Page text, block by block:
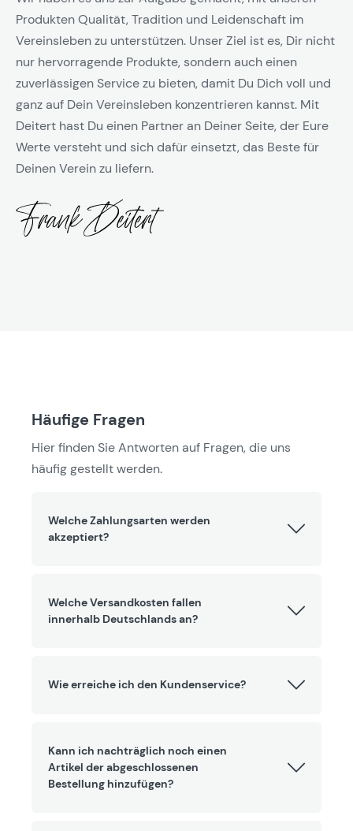
Produkten Qualität, Tradition und Leidenschaft im
Vereinsleben zu unterstützen. Unser Ziel ist es, Dir nicht
nur hervorragende Produkte, sondern auch einen
zuverlässigen Service zu bieten, damit Du Dich voll und
ganz auf Dein Vereinsleben konzentrieren kannst. Mit
Deitert hast Du einen Partner an Deiner Seite, der Eure
Werte versteht und sich dafür einsetzt, das Beste für
Deinen Verein zu liefern.
Häufige Fragen
Hier finden Sie Antworten auf Fragen, die uns
häufig gestellt werden.
Welche Zahlungsarten werden
akzeptiert?
Welche Versandkosten fallen
innerhalb Deutschlands an?
Wie erreiche ich den Kundenservice?
Kann ich nachträglich noch einen
Artikel der abgeschlossenen
Bestellung hinzufügen?